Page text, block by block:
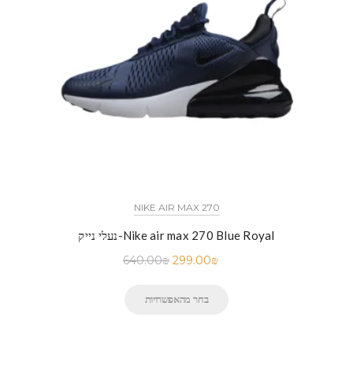
NIKE AIR MAX 270
נעלי נייק-Nike air max 270 Blue Royal
640.00₪ 299.00₪
בחר מהאפשרויות